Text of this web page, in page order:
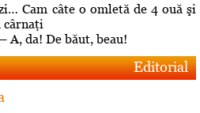
Cam câte o omletă de 4 ouă şi
cârnaţi
A, da! De băut, beau!
Editorial